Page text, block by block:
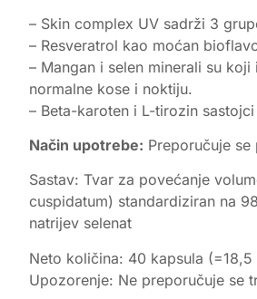
– Skin complex UV sadrži 3
– Resveratrol kao moćan
– Mangan i selen minerali su
normalne kose i noktiju.
– Beta-karoten i L-tirozin
Način upotrebe: Preporučuje
Sastav: Tvar za povećanje
cuspidatum) standardiziran na
natrijev selenat
Neto količina: 40 kapsula
Upozorenje: Ne preporučuje se